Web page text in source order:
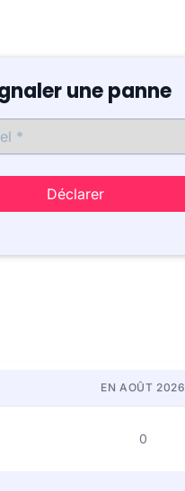
une panne
Déclarer
EN AOÛT 2026
0